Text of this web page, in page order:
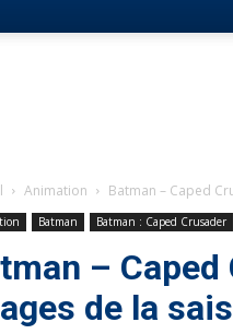
Animation Batman – Caped
Batman Batman : Caped Crusader
–
de la